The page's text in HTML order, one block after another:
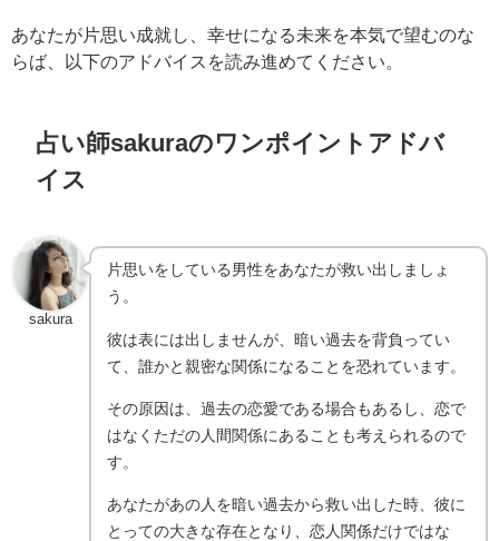
あなたが片思い成就し、幸せになる未来を本気で望むのな
らば、以下のアドバイスを読み進めてください。
占い師sakuraのワンポイントアドバ
イス
sakura
片思いをしている男性をあなたが救い出しましょ
う。
彼は表には出しませんが、暗い過去を背負ってい
て、誰かと親密な関係になることを恐れています。
その原因は、過去の恋愛である場合もあるし、恋で
はなくただの人間関係にあることも考えられるので
す。
あなたがあの人を暗い過去から救い出した時、彼に
とっての大きな存在となり、恋人関係だけではな